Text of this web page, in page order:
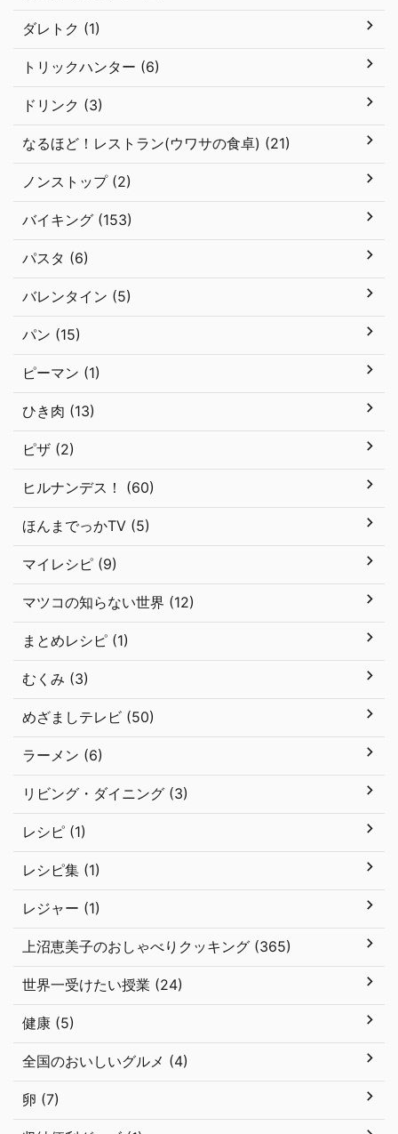
ダレトク (1)
トリックハンター (6)
ドリンク (3)
なるほど！レストラン(ウワサの食卓) (21)
ノンストップ (2)
バイキング (153)
パスタ (6)
バレンタイン (5)
パン (15)
ピーマン (1)
ひき肉 (13)
ピザ (2)
ヒルナンデス！ (60)
ほんまでっかTV (5)
マイレシピ (9)
マツコの知らない世界 (12)
まとめレシピ (1)
むくみ (3)
めざましテレビ (50)
ラーメン (6)
リビング・ダイニング (3)
レシピ (1)
レシピ集 (1)
レジャー (1)
上沼恵美子のおしゃべりクッキング (365)
世界一受けたい授業 (24)
健康 (5)
全国のおいしいグルメ (4)
卵 (7)